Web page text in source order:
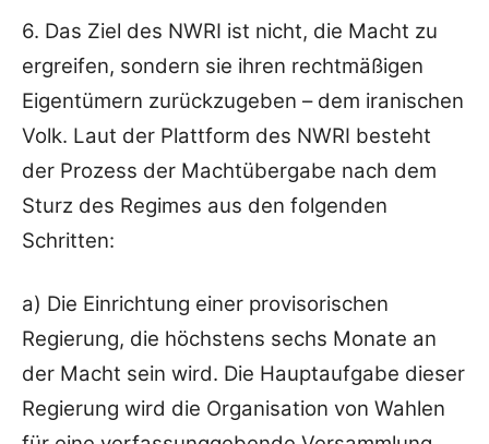
6. Das Ziel des NWRI ist nicht, die Macht zu
ergreifen, sondern sie ihren rechtmäßigen
Eigentümern zurückzugeben – dem iranischen
Volk. Laut der Plattform des NWRI besteht
der Prozess der Machtübergabe nach dem
Sturz des Regimes aus den folgenden
Schritten:
a) Die Einrichtung einer provisorischen
Regierung, die höchstens sechs Monate an
der Macht sein wird. Die Hauptaufgabe dieser
Regierung wird die Organisation von Wahlen